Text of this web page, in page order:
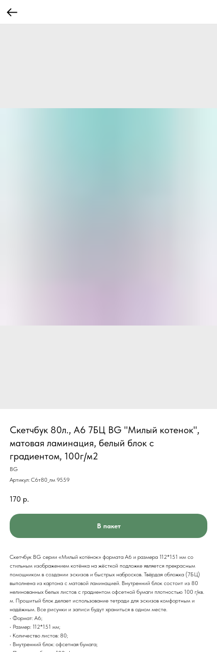
Скетчбук 80л., А6 7БЦ BG "Милый котенок",
матовая ламинация, белый блок с
градиентом, 100г/м2
BG
Артикул: С6т80_лм 9559
170 р.
В пакет
Скетчбук BG серии «Милый котёнок» формата А6 и размера 112*151 мм со
стильным изображением котёнка на жёсткой подложке является прекрасным
помощником в создании эскизов и быстрых набросков. Твёрдая обложка (7БЦ)
выполнена из картона с матовой ламинацией. Внутренний блок состоит из 80
нелинованных белых листов с градиентом офсетной бумаги плотностью 100 г/кв.
м. Прошитый блок делает использование тетради для эскизов комфортным и
надёжным. Все рисунки и записи будут храниться в одном месте.
• Формат: А6;
• Размер: 112*151 мм;
• Количество листов: 80;
• Внутренний блок: офсетная бумага;